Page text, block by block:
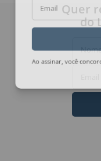
Email
Ao assinar, você
Quer
do